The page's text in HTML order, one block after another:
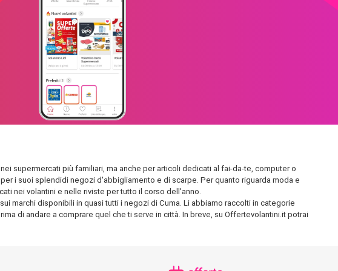
supermercati più familiari, ma anche per articoli dedicati al fai-da-te, computer o
i suoi splendidi negozi d'abbigliamento e di scarpe. Per quanto riguarda moda e
nei volantini e nelle riviste per tutto il corso dell'anno.
marchi disponibili in quasi tutti i negozi di Cuma. Li abbiamo raccolti in categorie
di andare a comprare quel che ti serve in città. In breve, su Offertevolantini.it potrai